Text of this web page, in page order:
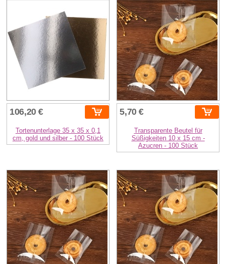
106,20 €
Tortenunterlage 35 x 35 x 0,1
cm, gold und silber - 100 Stück
5,70 €
Transparente Beutel für
Süßigkeiten 10 x 15 cm -
Azucren - 100 Stück